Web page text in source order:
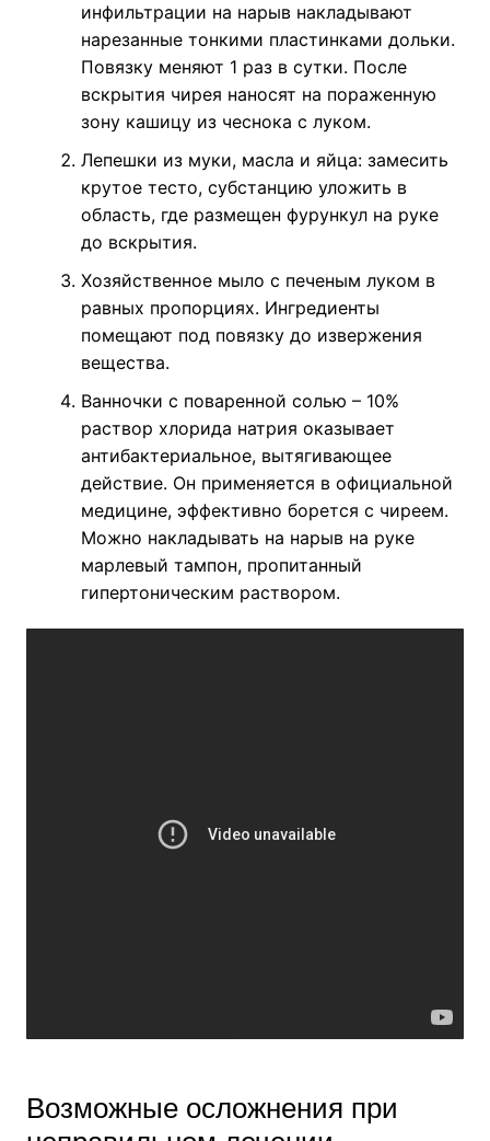
инфильтрации на нарыв накладывают
нарезанные тонкими пластинками дольки.
Повязку меняют 1 раз в сутки. После
вскрытия чирея наносят на пораженную
зону кашицу из чеснока с луком.
Лепешки из муки, масла и яйца: замесить
крутое тесто, субстанцию уложить в
область, где размещен фурункул на руке
до вскрытия.
Хозяйственное мыло с печеным луком в
равных пропорциях. Ингредиенты
помещают под повязку до извержения
вещества.
Ванночки с поваренной солью – 10%
раствор хлорида натрия оказывает
антибактериальное, вытягивающее
действие. Он применяется в официальной
медицине, эффективно борется с чиреем.
Можно накладывать на нарыв на руке
марлевый тампон, пропитанный
гипертоническим раствором.
Возможные осложнения при